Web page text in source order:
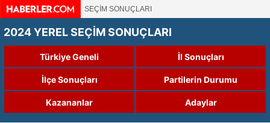
SEÇİM SONUÇLARI
2024 YEREL SEÇİM SONUÇLARI
Türkiye Geneli İl Sonuçları
İlçe Sonuçları Partilerin Durumu
Kazananlar Adaylar